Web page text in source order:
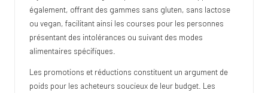
également, offrant des gammes sans gluten, sans lactose
ou vegan, facilitant ainsi les courses pour les personnes
présentant des intolérances ou suivant des modes
alimentaires spécifiques.
Les promotions et réductions constituent un argument de
poids pour les acheteurs soucieux de leur budget. Les